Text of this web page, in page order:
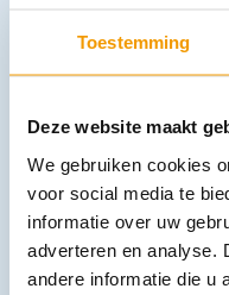
Toestemming
Deze website maakt
We gebruiken cookies
voor social media te
informatie over uw
adverteren en analyse.
andere informatie die u
Andere
categorie: